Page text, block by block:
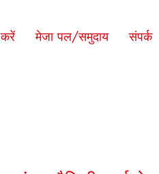
मेजा पल/समुदाय संपर्क